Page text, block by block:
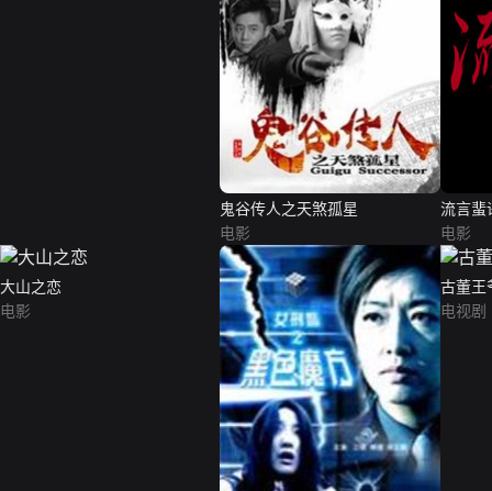
鬼谷传人之天煞孤星
电影
流言蜚
电影
大山之恋
电影
古董王
电视剧